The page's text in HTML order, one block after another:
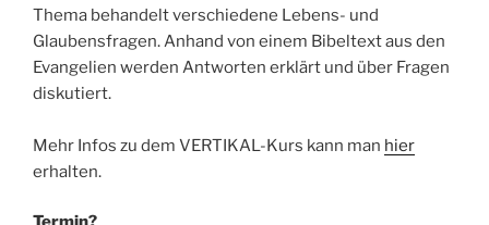
Thema behandelt verschiedene Lebens- und
Glaubensfragen. Anhand von einem Bibeltext aus den
Evangelien werden Antworten erklärt und über Fragen
diskutiert.
Mehr Infos zu dem VERTIKAL-Kurs kann man hier
erhalten.